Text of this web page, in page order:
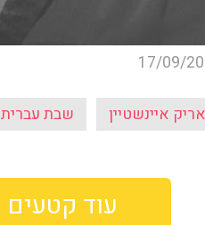
17/09/
אריק איינשטיין שבת עברית
עוד קטעים